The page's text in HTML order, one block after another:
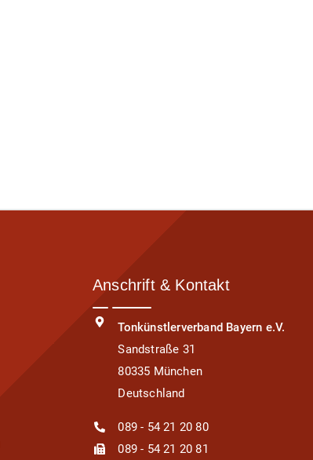
Anschrift & Kontakt
Tonkünstlerverband Bayern e.V.
Sandstraße 31
80335 München
Deutschland
089 - 54 21 20 80
089 - 54 21 20 81